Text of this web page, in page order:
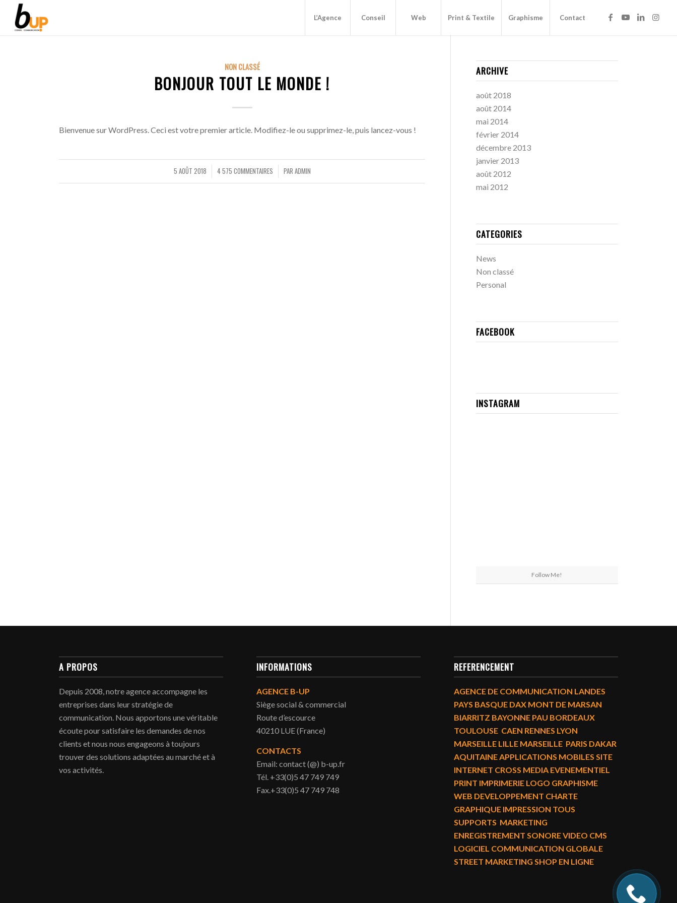
L’Agence Conseil Web Print & Textile Graphisme Contact
NON CLASSÉ
BONJOUR TOUT LE MONDE !
Bienvenue sur WordPress. Ceci est votre premier article. Modifiez-le ou supprimez-le, puis lancez-vous !
5 AOÛT 2018
/ 4 575 COMMENTAIRES
/ PAR ADMIN
ARCHIVE
août 2018
août 2014
mai 2014
février 2014
décembre 2013
janvier 2013
août 2012
mai 2012
CATEGORIES
News
Non classé
Personal
FACEBOOK
INSTAGRAM
Follow Me!
A PROPOS
Depuis 2008, notre agence accompagne les
entreprises dans leur stratégie de
communication. Nous apportons une véritable
écoute pour satisfaire les demandes de nos
clients et nous nous engageons à toujours
trouver des solutions adaptées au marché et à
vos activités.
INFORMATIONS
AGENCE B-UP
Siège social & commercial
Route d’escource
40210 LUE (France)
CONTACTS
Email: contact (@) b-up.fr
Tél. +33(0)5 47 749 749
Fax.+33(0)5 47 749 748
REFERENCEMENT
AGENCE DE COMMUNICATION LANDES
PAYS BASQUE DAX MONT DE MARSAN
BIARRITZ BAYONNE PAU BORDEAUX
TOULOUSE CAEN RENNES LYON
MARSEILLE LILLE MARSEILLE PARIS DAKAR
AQUITAINE APPLICATIONS MOBILES SITE
INTERNET CROSS MEDIA EVENEMENTIEL
PRINT IMPRIMERIE LOGO GRAPHISME
WEB DEVELOPPEMENT CHARTE
GRAPHIQUE IMPRESSION TOUS
SUPPORTS MARKETING
ENREGISTREMENT SONORE VIDEO CMS
LOGICIEL COMMUNICATION GLOBALE
STREET MARKETING SHOP EN LIGNE